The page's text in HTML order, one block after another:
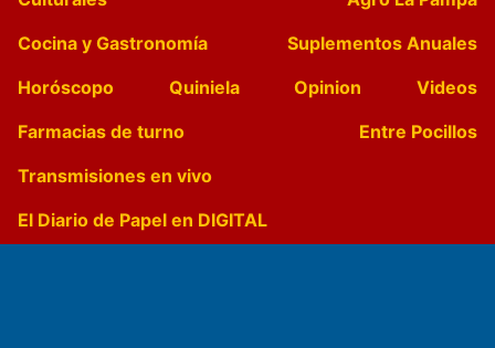
Cocina y Gastronomía
Suplementos Anuales
Horóscopo
Quiniela Opinion
Videos
Farmacias de turno
Entre Pocillos
Transmisiones en vivo
El Diario de Papel en DIGITAL